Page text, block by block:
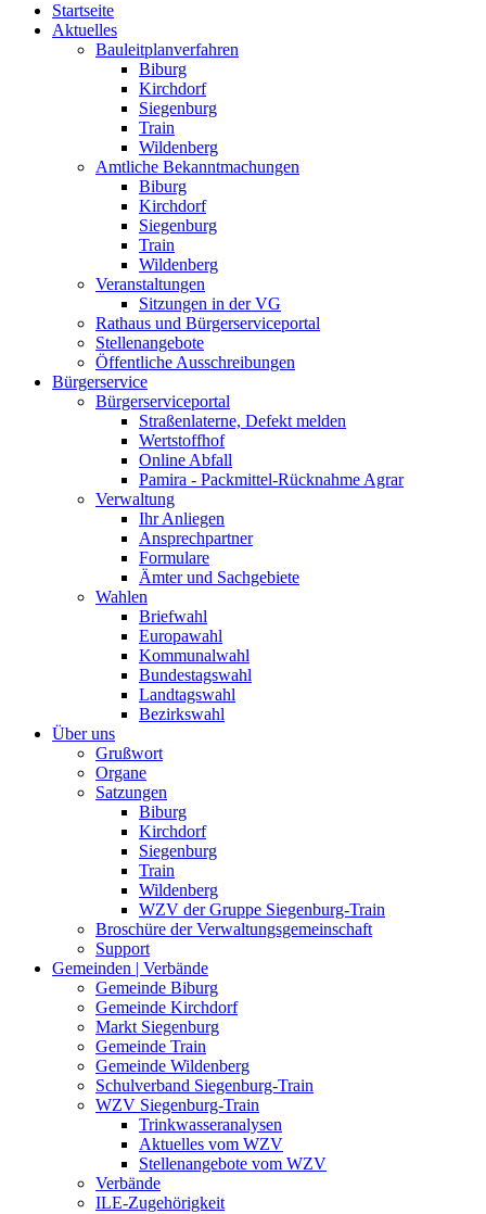
Startseite
Aktuelles
Bauleitplanverfahren
Biburg
Kirchdorf
Siegenburg
Train
Wildenberg
Amtliche Bekanntmachungen
Biburg
Kirchdorf
Siegenburg
Train
Wildenberg
Veranstaltungen
Sitzungen in der VG
Rathaus und Bürgerserviceportal
Stellenangebote
Öffentliche Ausschreibungen
Bürgerservice
Bürgerserviceportal
Straßenlaterne, Defekt melden
Wertstoffhof
Online Abfall
Pamira - Packmittel-Rücknahme Agrar
Verwaltung
Ihr Anliegen
Ansprechpartner
Formulare
Ämter und Sachgebiete
Wahlen
Briefwahl
Europawahl
Kommunalwahl
Bundestagswahl
Landtagswahl
Bezirkswahl
Über uns
Grußwort
Organe
Satzungen
Biburg
Kirchdorf
Siegenburg
Train
Wildenberg
WZV der Gruppe Siegenburg-Train
Broschüre der Verwaltungsgemeinschaft
Support
Gemeinden | Verbände
Gemeinde Biburg
Gemeinde Kirchdorf
Markt Siegenburg
Gemeinde Train
Gemeinde Wildenberg
Schulverband Siegenburg-Train
WZV Siegenburg-Train
Trinkwasseranalysen
Aktuelles vom WZV
Stellenangebote vom WZV
Verbände
ILE-Zugehörigkeit